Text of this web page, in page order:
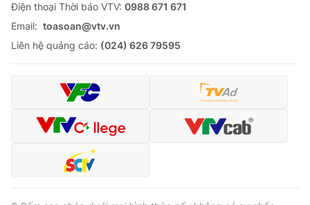
Emagazine Podcast
Photo Infographic
Shorts video
VTV Money VTV Thể thao
VTV Sức khoẻ
Ðiện thoại Thời báo VTV: 0988 671 671
Email: toasoan@vtv.vn
Liên hệ quảng cáo: (024) 626 79595